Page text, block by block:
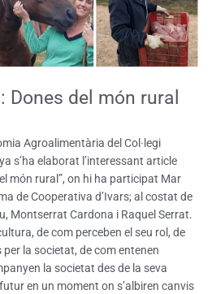
Dones del món rural
Agroalimentària del Col·legi
s’ha elaborat l’interessant article
món rural”, on hi ha participat Mar
de Cooperativa d’Ivars; al costat de
Montserrat Cardona i Raquel Serrat.
de com perceben el seu rol, de
la societat, de com entenen
la societat des de la seva
en un moment on s’albiren canvis